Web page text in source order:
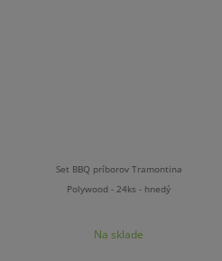
Set BBQ príborov Tramontina
Polywood - 24ks - hnedý
Na sklade